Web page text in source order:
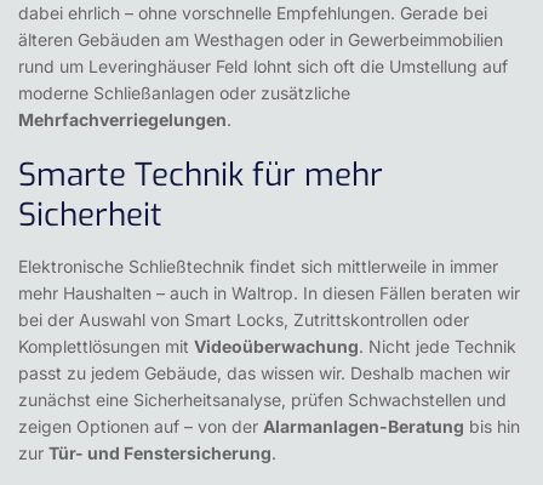
dabei ehrlich – ohne vorschnelle Empfehlungen. Gerade bei
älteren Gebäuden am Westhagen oder in Gewerbeimmobilien
rund um Leveringhäuser Feld lohnt sich oft die Umstellung auf
moderne Schließanlagen oder zusätzliche
Mehrfachverriegelungen.
Smarte Technik für mehr
Sicherheit
Elektronische Schließtechnik findet sich mittlerweile in immer
mehr Haushalten – auch in Waltrop. In diesen Fällen beraten wir
bei der Auswahl von Smart Locks, Zutrittskontrollen oder
Komplettlösungen mit Videoüberwachung. Nicht jede Technik
passt zu jedem Gebäude, das wissen wir. Deshalb machen wir
zunächst eine Sicherheitsanalyse, prüfen Schwachstellen und
zeigen Optionen auf – von der Alarmanlagen-Beratung bis hin
zur Tür- und Fenstersicherung.